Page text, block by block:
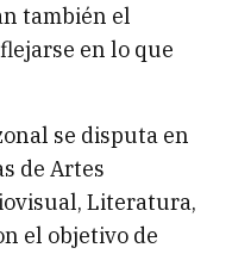
también el
en lo que
se disputa en
de Artes
Literatura,
el objetivo de